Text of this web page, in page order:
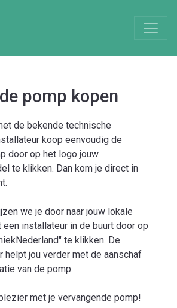
pomp kopen
de bekende technische
koop eenvoudig de
door op het logo jouw
te klikken. Dan kom je direct in
we je door naar jouw lokale
installateur in de buurt door op
te klikken. De
helpt jou verder met de aanschaf
van de pomp.
met je vervangende pomp!